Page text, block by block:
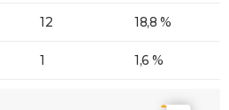
12 18,8 %
1 1,6 %